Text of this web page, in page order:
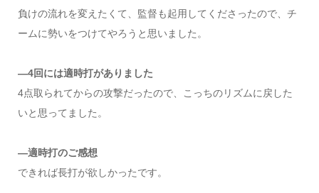
負けの流れを変えたくて、監督も起用してくださったので、チ
ームに勢いをつけてやろうと思いました。
―4回には適時打がありました
4点取られてからの攻撃だったので、こっちのリズムに戻した
いと思ってました。
―適時打のご感想
できれば長打が欲しかったです。